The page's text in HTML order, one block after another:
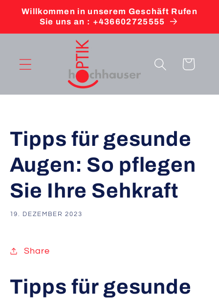
zum
Inhalt
Willkommen in unserem Geschäft Rufen
Sie uns an : +436602725555
Warenkorb
Tipps für gesunde
Augen: So pflegen
Sie Ihre Sehkraft
19. DEZEMBER 2023
Share
Tipps für gesunde